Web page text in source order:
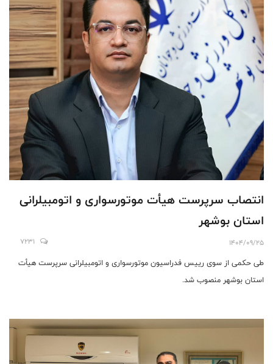
انتصاب سرپرست هیأت موتورسواری و اتومبیلرانی
استان بوشهر
1404/09/25
7231
طی حکمی از سوی رییس فدراسیون ﻣﻮﺗﻮﺭﺳﻮﺍﺭﯼ ﻭ ﺍﺗﻮﻣﺒﯿﻠﺮﺍﻧﯽ ﺳﺮﭘﺮﺳﺖ ﻫﯿﺄﺕ
ﺍﺳﺘﺎﻥ ﺑﻮﺷﻬﺮ منصوب شد.